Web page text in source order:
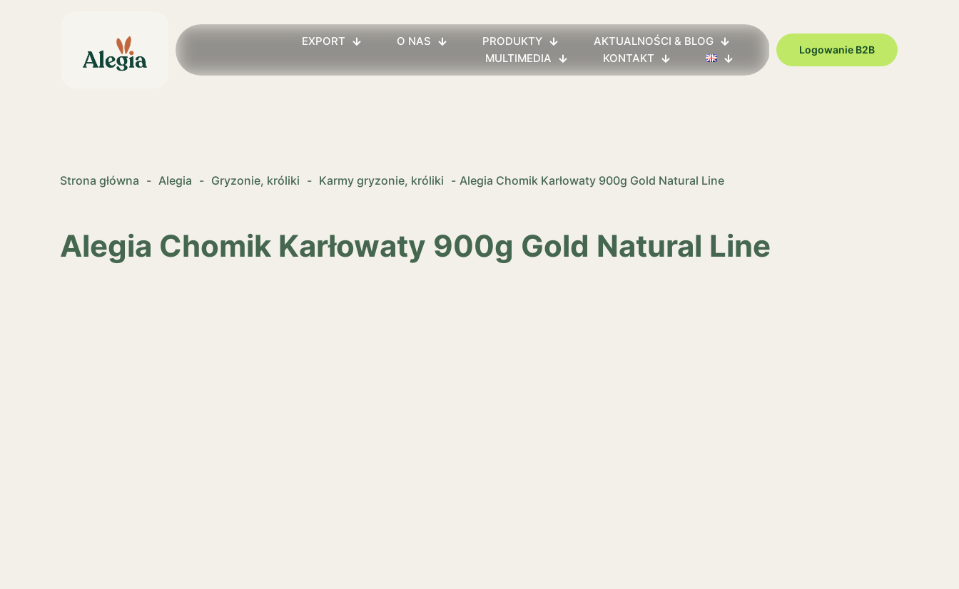
EXPORT O NAS PRODUKTY
AKTUALNOŚCI & BLOG
MULTIMEDIA
KONTAKT
Logowanie B2B
Strona główna - Alegia - Gryzonie, króliki - Karmy gryzonie, króliki - Alegia Chomik Karłowaty 900g Gold Natural Line
Alegia Chomik Karłowaty 900g Gold Natural Line